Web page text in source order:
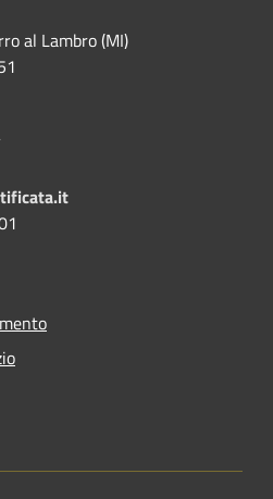
al Lambro (MI)